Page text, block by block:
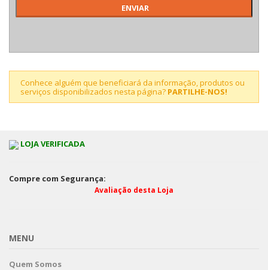
Conhece alguém que beneficiará da informação, produtos ou
serviços disponibilizados nesta página? PARTILHE-NOS!
LOJA VERIFICADA
Compre com Segurança:
Avaliação desta Loja
MENU
Quem Somos